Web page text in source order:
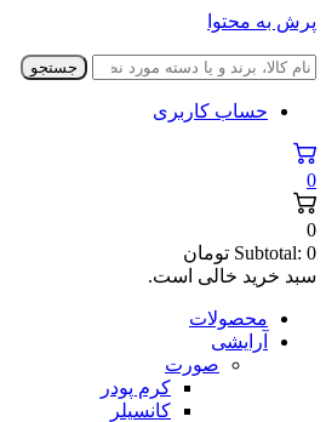
پرش به محتوا
جستجو
حساب کاربری
0
0
Subtotal: 0
تومان
سبد خرید خالی است.
محصولات
آرایشی
صورت
کرم پودر
کانسیلر